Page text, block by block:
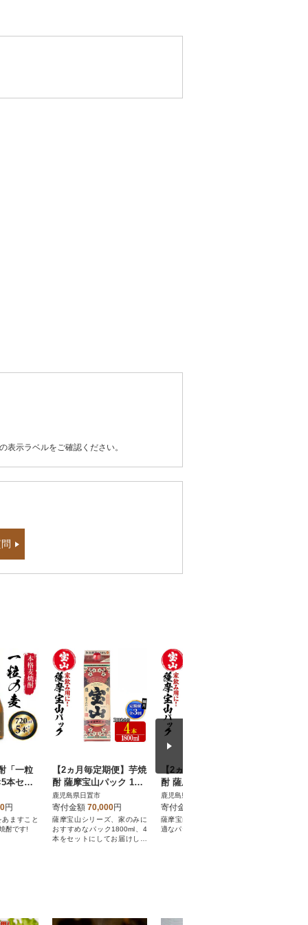
示ラベルをご確認ください。
「一粒
本セッ
円
ますこと
酎です!
【2ヵ月毎定期便】芋焼
酎 薩摩宝山パック 180
0ml×4本 紙パック 【西
酒造】全3回
鹿児島県日置市
寄付金額 70,000円
薩摩宝山シリーズ、家のみに
おすすめなパック1800ml、4
本をセットにしてお届けしま
【2ヵ月毎定期便】芋焼
酎 薩摩宝山パック 180
0ml×2本紙パック【西
酒造】No.816-B全3回
鹿児島県日置市
寄付金額
薩摩宝山シリーズ!家飲みに最
適なパックを定期便でお届け!